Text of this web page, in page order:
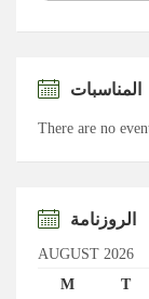
المناسبات
There are no
الروزنامة
AUGUST 2026
M
T